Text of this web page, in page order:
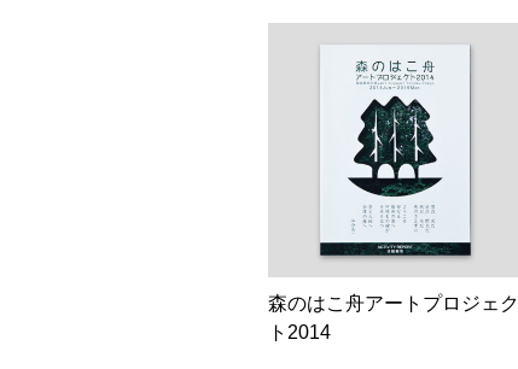
森のはこ舟アートプロジェク
ト2014